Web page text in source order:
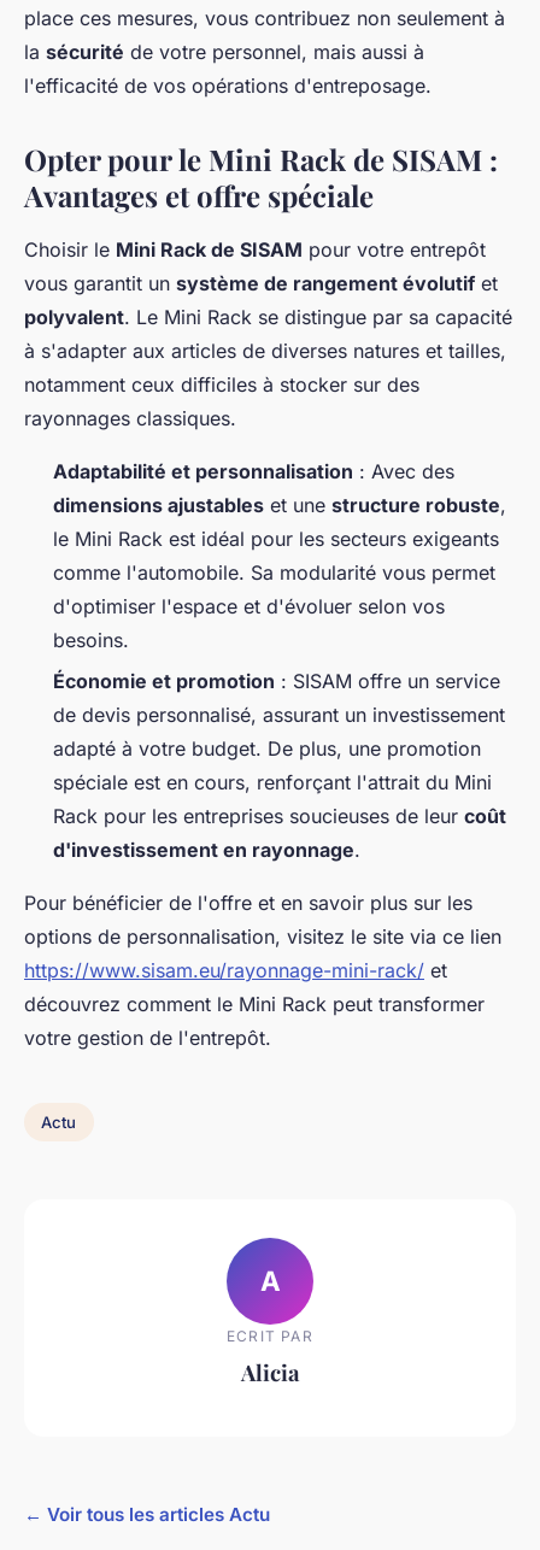
place ces mesures, vous contribuez non seulement à
la sécurité de votre personnel, mais aussi à
l'efficacité de vos opérations d'entreposage.
Opter pour le Mini Rack de SISAM :
Avantages et offre spéciale
Choisir le Mini Rack de SISAM pour votre entrepôt
vous garantit un système de rangement évolutif et
polyvalent. Le Mini Rack se distingue par sa capacité
à s'adapter aux articles de diverses natures et tailles,
notamment ceux difficiles à stocker sur des
rayonnages classiques.
Adaptabilité et personnalisation : Avec des
dimensions ajustables et une structure robuste,
le Mini Rack est idéal pour les secteurs exigeants
comme l'automobile. Sa modularité vous permet
d'optimiser l'espace et d'évoluer selon vos
besoins.
Économie et promotion : SISAM offre un service
de devis personnalisé, assurant un investissement
adapté à votre budget. De plus, une promotion
spéciale est en cours, renforçant l'attrait du Mini
Rack pour les entreprises soucieuses de leur coût
d'investissement en rayonnage.
Pour bénéficier de l'offre et en savoir plus sur les
options de personnalisation, visitez le site via ce lien
https://www.sisam.eu/rayonnage-mini-rack/ et
découvrez comment le Mini Rack peut transformer
votre gestion de l'entrepôt.
Actu
A
ECRIT PAR
Alicia
← Voir tous les articles Actu